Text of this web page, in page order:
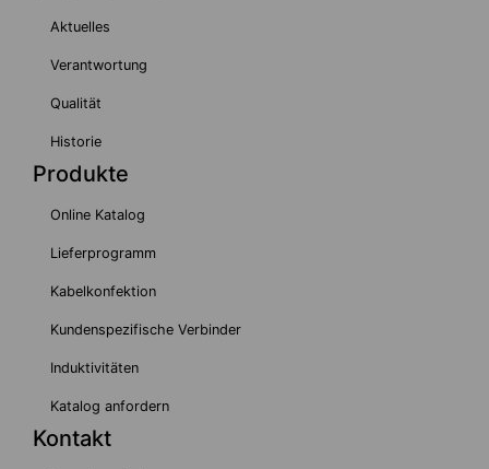
Aktuelles
Verantwortung
Qualität
Historie
Produkte
Online Katalog
Lieferprogramm
Kabelkonfektion
Kundenspezifische Verbinder
Induktivitäten
Katalog anfordern
Kontakt